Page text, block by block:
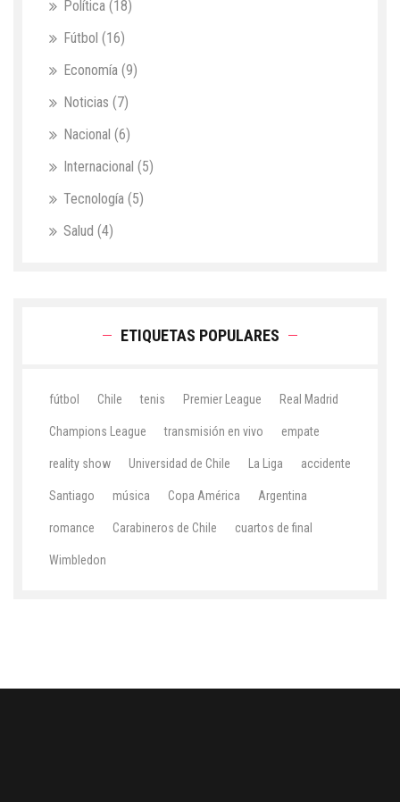
Política (18)
Fútbol (16)
Economía (9)
Noticias (7)
Nacional (6)
Internacional (5)
Tecnología (5)
Salud (4)
ETIQUETAS POPULARES
fútbol Chile tenis Premier League Real Madrid
Champions League transmisión en vivo empate
reality show Universidad de Chile La Liga accidente
Santiago música Copa América Argentina
romance Carabineros de Chile cuartos de final
Wimbledon